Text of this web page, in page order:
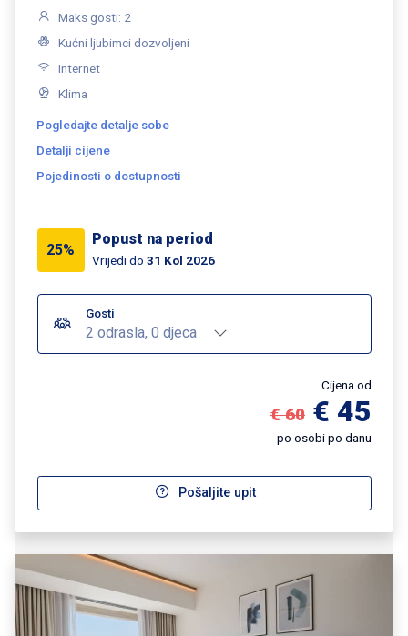
Maks gosti: 2
Kućni ljubimci dozvoljeni
Internet
Klima
Pogledajte detalje sobe
Detalji cijene
Pojedinosti o dostupnosti
25%
Popust na period
Vrijedi do 31 Kol 2026
Gosti
2 odrasla, 0 djeca
Cijena od
€ 60 € 45
po osobi po danu
Pošaljite upit